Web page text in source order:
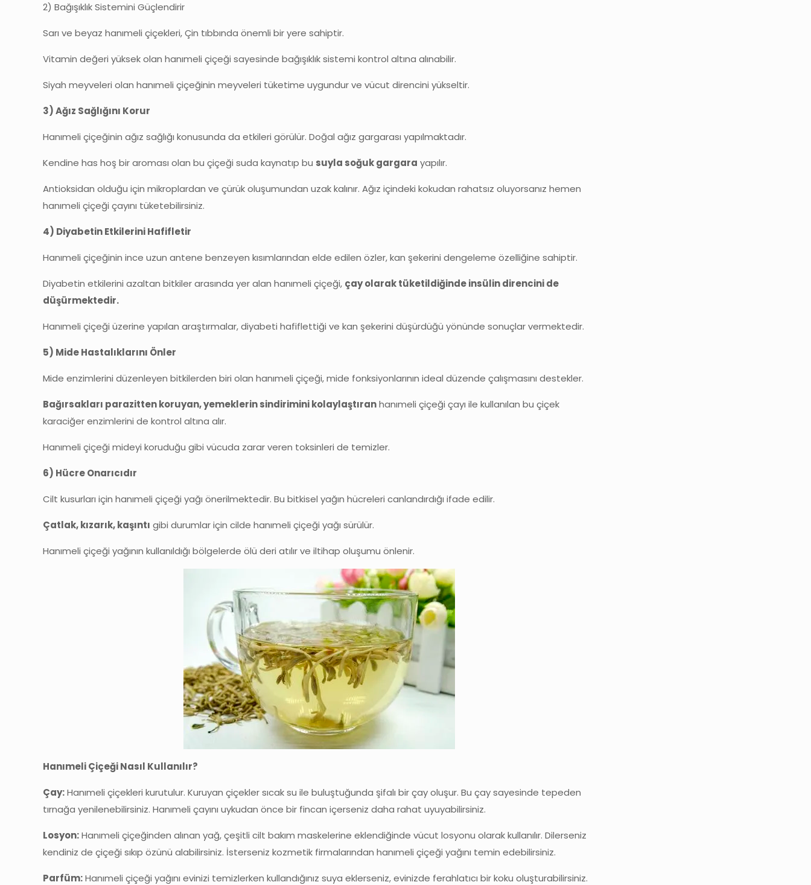
2) Bağışıklık Sistemini Güçlendirir
Sarı ve beyaz hanımeli çiçekleri, Çin tıbbında önemli bir yere sahiptir.
Vitamin değeri yüksek olan hanımeli çiçeği sayesinde bağışıklık sistemi kontrol altına alınabilir.
Siyah meyveleri olan hanımeli çiçeğinin meyveleri tüketime uygundur ve vücut direncini yükseltir.
3) Ağız Sağlığını Korur
Hanımeli çiçeğinin ağız sağlığı konusunda da etkileri görülür. Doğal ağız gargarası yapılmaktadır.
Kendine has hoş bir aroması olan bu çiçeği suda kaynatıp bu suyla soğuk gargara yapılır.
Antioksidan olduğu için mikroplardan ve çürük oluşumundan uzak kalınır. Ağız içindeki kokudan rahatsız oluyorsanız hemen
hanımeli çiçeği çayını tüketebilirsiniz.
4) Diyabetin Etkilerini Hafifletir
Hanımeli çiçeğinin ince uzun antene benzeyen kısımlarından elde edilen özler, kan şekerini dengeleme özelliğine sahiptir.
Diyabetin etkilerini azaltan bitkiler arasında yer alan hanımeli çiçeği, çay olarak tüketildiğinde insülin direncini de
düşürmektedir.
Hanımeli çiçeği üzerine yapılan araştırmalar, diyabeti hafiflettiği ve kan şekerini düşürdüğü yönünde sonuçlar vermektedir.
5) Mide Hastalıklarını Önler
Mide enzimlerini düzenleyen bitkilerden biri olan hanımeli çiçeği, mide fonksiyonlarının ideal düzende çalışmasını destekler.
Bağırsakları parazitten koruyan, yemeklerin sindirimini kolaylaştıranhanımeli çiçeği çayı ile kullanılan bu çiçek
karaciğer enzimlerini de kontrol altına alır.
Hanımeli çiçeği mideyi koruduğu gibi vücuda zarar veren toksinleri de temizler.
6) Hücre Onarıcıdır
Cilt kusurları için hanımeli çiçeği yağı önerilmektedir. Bu bitkisel yağın hücreleri canlandırdığı ifade edilir.
Çatlak, kızarık, kaşıntı gibi durumlar için cilde hanımeli çiçeği yağı sürülür.
Hanımeli çiçeği yağının kullanıldığı bölgelerde ölü deri atılır ve iltihap oluşumu önlenir.
Hanımeli Çiçeği Nasıl Kullanılır?
Çay:Hanımeli çiçekleri kurutulur. Kuruyan çiçekler sıcak su ile buluştuğunda şifalı bir çay oluşur. Bu çay sayesinde tepeden
tırnağa yenilenebilirsiniz. Hanımeli çayını uykudan önce bir fincan içerseniz daha rahat uyuyabilirsiniz.
Losyon:Hanımeli çiçeğinden alınan yağ, çeşitli cilt bakım maskelerine eklendiğinde vücut losyonu olarak kullanılır. Dilerseniz
kendiniz de çiçeği sıkıp özünü alabilirsiniz. İsterseniz kozmetik firmalarından hanımeli çiçeği yağını temin edebilirsiniz.
Parfüm:Hanımeli çiçeği yağını evinizi temizlerken kullandığınız suya eklerseniz, evinizde ferahlatıcı bir koku oluşturabilirsiniz.